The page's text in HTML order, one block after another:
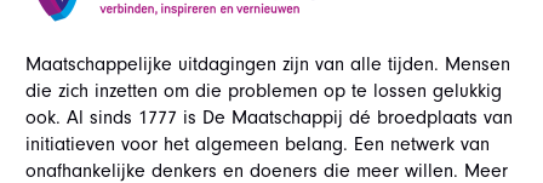
Maatschappelijke uitdagingen zijn van alle tijden. Mensen
die zich inzetten om die problemen op te lossen gelukkig
ook. Al sinds 1777 is De Maatschappij dé broedplaats van
initiatieven voor het algemeen belang. Een netwerk van
onafhankelijke denkers en doeners die meer willen. Meer